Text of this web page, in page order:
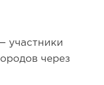
участники
через